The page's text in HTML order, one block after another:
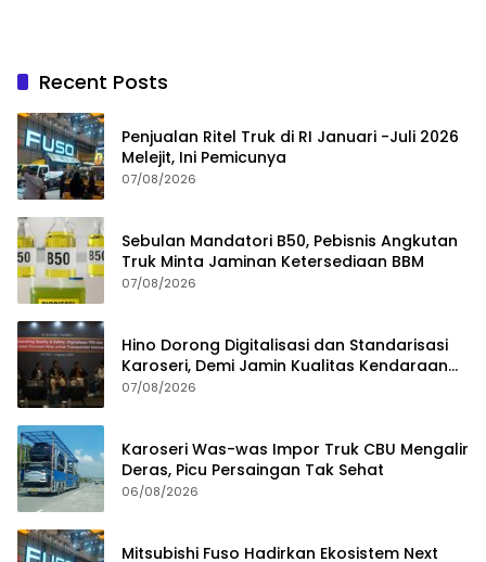
Recent Posts
Penjualan Ritel Truk di RI Januari -Juli 2026
Melejit, Ini Pemicunya
07/08/2026
Sebulan Mandatori B50, Pebisnis Angkutan
Truk Minta Jaminan Ketersediaan BBM
07/08/2026
Hino Dorong Digitalisasi dan Standarisasi
Karoseri, Demi Jamin Kualitas Kendaraan
Pelanggan
07/08/2026
Karoseri Was-was Impor Truk CBU Mengalir
Deras, Picu Persaingan Tak Sehat
06/08/2026
Mitsubishi Fuso Hadirkan Ekosistem Next